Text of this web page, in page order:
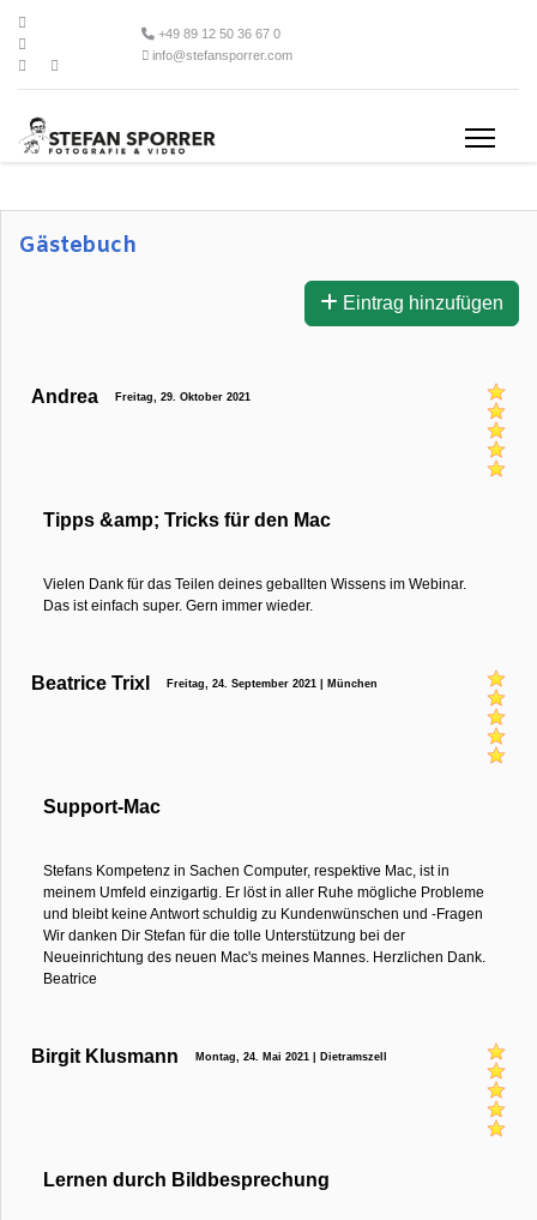
+49 89 12 50 36 67 0
info@stefansporrer.com
Gästebuch
Eintrag hinzufügen
Andrea Freitag, 29. Oktober 2021
Tipps &amp; Tricks für den Mac
Vielen Dank für das Teilen deines geballten Wissens im Webinar.
Das ist einfach super. Gern immer wieder.
Beatrice Trixl Freitag, 24. September 2021 | München
Support-Mac
Stefans Kompetenz in Sachen Computer, respektive Mac, ist in
meinem Umfeld einzigartig. Er löst in aller Ruhe mögliche Probleme
und bleibt keine Antwort schuldig zu Kundenwünschen und -Fragen
Wir danken Dir Stefan für die tolle Unterstützung bei der
Neueinrichtung des neuen Mac's meines Mannes. Herzlichen Dank.
Beatrice
Birgit Klusmann Montag, 24. Mai 2021 | Dietramszell
Lernen durch Bildbesprechung